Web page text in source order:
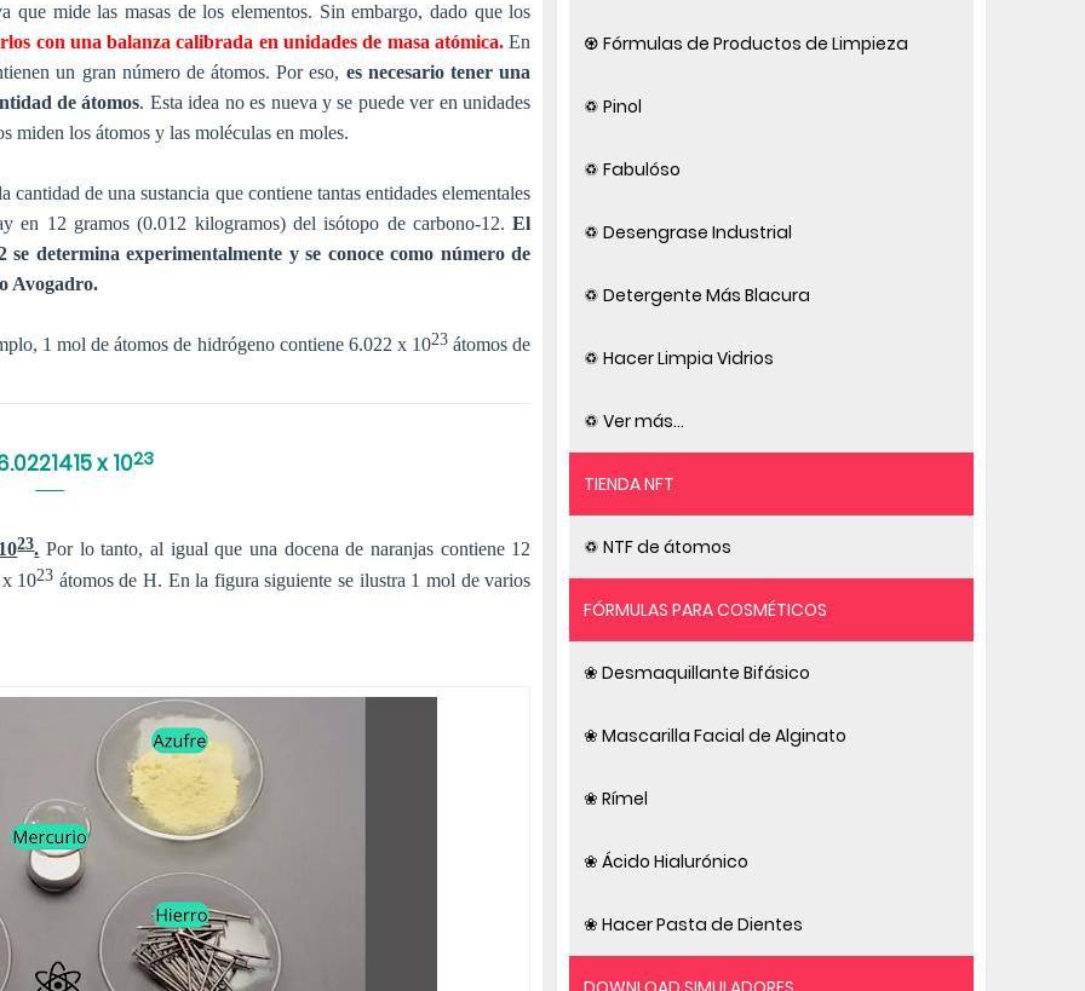
que mide las masas de los elementos. Sin embargo, dado que los
con una balanza calibrada en unidades de masa atómica.En
un gran número de átomos. Por eso, es necesario tener una
de átomos. Esta idea no es nueva y se puede ver en unidades
miden los átomos y las moléculas en moles.
cantidad de una sustancia que contiene tantas entidades elementales
en 12 gramos (0.012 kilogramos) del isótopo de carbono-12.El
determina experimentalmente y se conoce como número de
Avogadro.
1 mol de átomos de hidrógeno contiene 6.022 x 1023átomos de
x 1023
23. Por lo tanto, al igual que una docena de naranjas contiene 12
1023 átomos de H. En la figura siguiente se ilustra 1 mol de varios
♼ Fórmulas de Productos de Limpieza
♽ Pinol
♽ Fabulóso
♽ Desengrase Industrial
♽ Detergente Más Blacura
♽ Hacer Limpia Vidrios
♽ Ver más...
TIENDA NFT
♽ NTF de átomos
FÓRMULAS PARA COSMÉTICOS
❀ Desmaquillante Bifásico
❀ Mascarilla Facial de Alginato
❀ Rímel
❀ Ácido Hialurónico
❀ Hacer Pasta de Dientes